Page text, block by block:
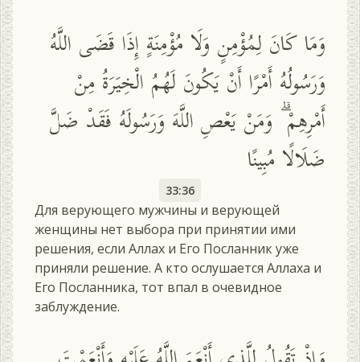
وَمَا كَانَ لِمُؤْمِنٍ وَلَا مُؤْمِنَةٍ إِذَا قَضَى اللَّهُ
وَرَسُولُهُ أَمْرًا أَنْ يَكُونَ لَهُمُ الْخِيَرَةُ مِنْ
أَمْرِهِمْ ۗ وَمَنْ يَعْصِ اللَّهَ وَرَسُولَهُ فَقَدْ ضَلَّ
ضَلَالًا مُبِينًا
33:36
Для верующего мужчины и верующей
женщины нет выбора при принятии ими
решения, если Аллах и Его Посланник уже
приняли решение. А кто ослушается Аллаха и
Его Посланника, тот впал в очевидное
заблуждение.